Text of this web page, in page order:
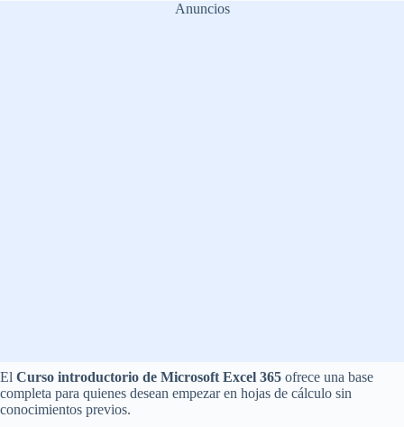
Anuncios
El Curso introductorio de Microsoft Excel 365 ofrece una base
completa para quienes desean empezar en hojas de cálculo sin
conocimientos previos.